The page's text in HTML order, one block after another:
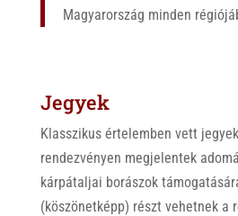
Magyarország minden
Jegyek
Klasszikus értelemben vett
rendezvényen megjelentek
kárpátaljai borászok
(köszönetképp) részt vehetnek a